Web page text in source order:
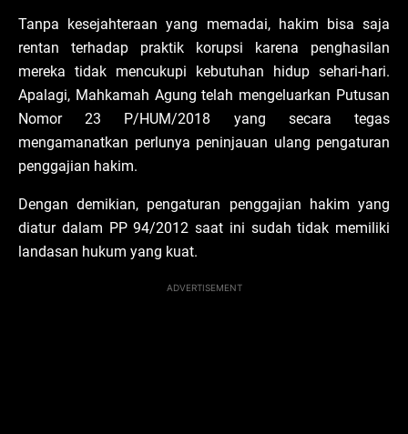
Tanpa kesejahteraan yang memadai, hakim bisa saja
rentan terhadap praktik korupsi karena penghasilan
mereka tidak mencukupi kebutuhan hidup sehari-hari.
Apalagi, Mahkamah Agung telah mengeluarkan Putusan
Nomor 23 P/HUM/2018 yang secara tegas
mengamanatkan perlunya peninjauan ulang pengaturan
penggajian hakim.
Dengan demikian, pengaturan penggajian hakim yang
diatur dalam PP 94/2012 saat ini sudah tidak memiliki
landasan hukum yang kuat.
ADVERTISEMENT